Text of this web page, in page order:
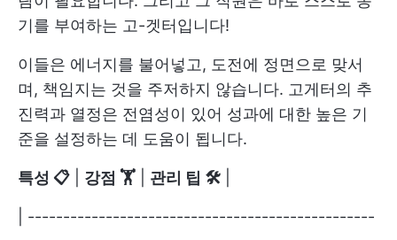
기를 부여하는 고-겟터입니다!
이들은 에너지를 불어넣고, 도전에 정면으로 맞서
며, 책임지는 것을 주저하지 않습니다. 고게터의 추
진력과 열정은 전염성이 있어 성과에 대한 높은 기
준을 설정하는 데 도움이 됩니다.
특성 📋 강점 🏋 관리 팁 🛠️
| -------------------------------------------------